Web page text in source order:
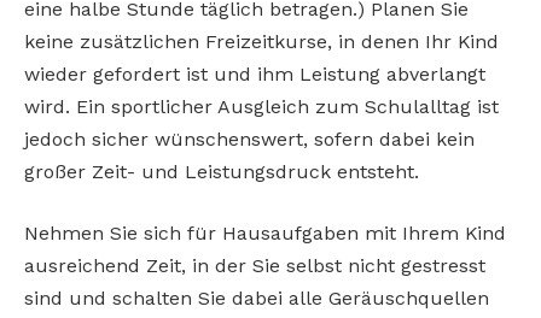
eine halbe Stunde täglich betragen.) Planen Sie
keine zusätzlichen Freizeitkurse, in denen Ihr Kind
wieder gefordert ist und ihm Leistung abverlangt
wird. Ein sportlicher Ausgleich zum Schulalltag ist
jedoch sicher wünschenswert, sofern dabei kein
großer Zeit- und Leistungsdruck entsteht.
Nehmen Sie sich für Hausaufgaben mit Ihrem Kind
ausreichend Zeit, in der Sie selbst nicht gestresst
sind und schalten Sie dabei alle Geräuschquellen